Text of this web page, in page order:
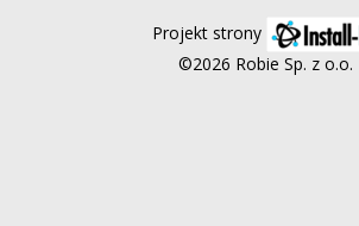
Projekt strony
©2026 Robie Sp. z o.o.